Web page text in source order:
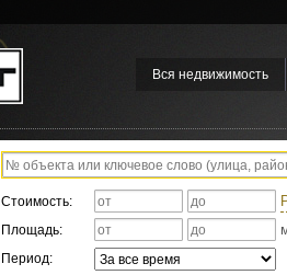
Вся недвижимость
Стоимость:
Площадь:
Период: